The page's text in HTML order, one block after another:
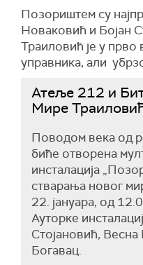
Позориштем су
Новаковић и Бојан
Траиловић је у
управника, али
Атеље 212 и
Мире
Поводом века од
биће отворена
инсталација
стварања новог
22. јануара, од
Ауторке
Стојановић,
Богавац.